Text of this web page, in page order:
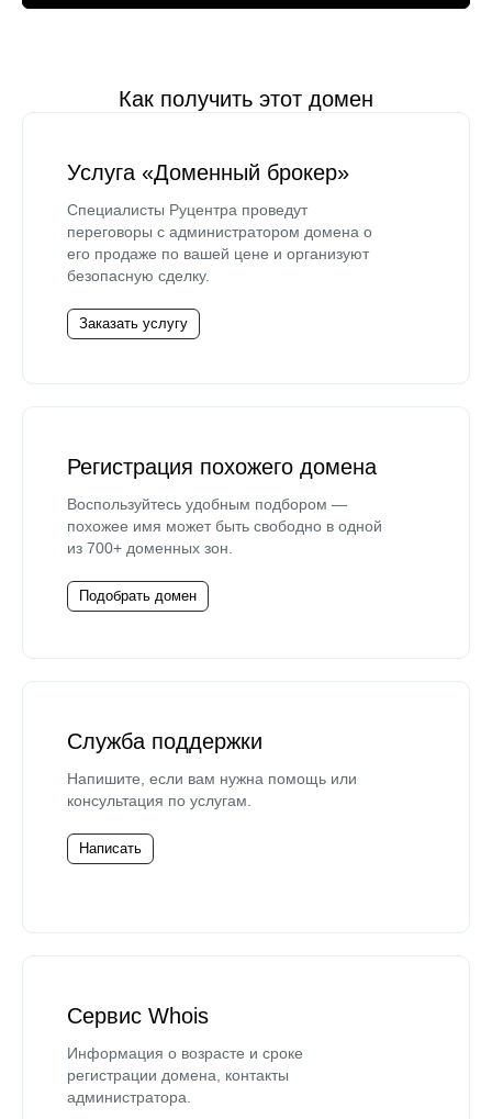
Как получить этот домен
Услуга «Доменный брокер»
Специалисты Руцентра проведут
переговоры с администратором домена о
его продаже по вашей цене и организуют
безопасную сделку.
Заказать услугу
Регистрация похожего домена
Воспользуйтесь удобным подбором —
похожее имя может быть свободно в одной
из 700+ доменных зон.
Подобрать домен
Служба поддержки
Напишите, если вам нужна помощь или
консультация по услугам.
Написать
Сервис Whois
Информация о возрасте и сроке
регистрации домена, контакты
администратора.